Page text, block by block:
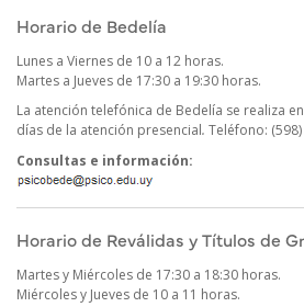
Horario de Bedelía
Lunes a Viernes de 10 a 12 horas.
Martes a Jueves de 17:30 a 19:30 horas.
La atención telefónica de Bedelía se realiza
días de la atención presencial. Teléfono:
Consultas e información:
Horario de Reválidas y Títulos de
Martes y Miércoles de 17:30 a 18:30 horas.
Miércoles y Jueves de 10 a 11 horas.
Publicado elMartes 26 Octubre, 2010